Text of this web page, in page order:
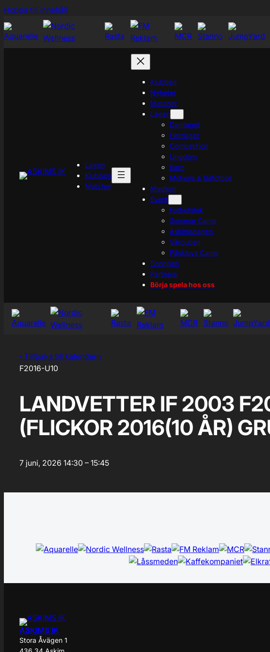
Hoppa till innehåll
till
Lagen
Klubben
Matcher
Klubben
Nyheter
Matcher
Lagen
Damlaget
Herrlaget
Competition
Ungdom
Barn
Motions & Gåfotboll
Medlem
Event
Fotbollslek
Sommar Camp
Askimsdagen
Vårcupen
Påsklovs Camp
Shoppen
Partners
Börja spela hos oss
‹ Tillbaka till kalendern
F2016-U10
LANDVETTER IF 2003
(FLICKOR 2016(10 ÅR)
7 juni, 2026 14:30 – 15:45
ASKIMS IK
Stora Åvägen 1